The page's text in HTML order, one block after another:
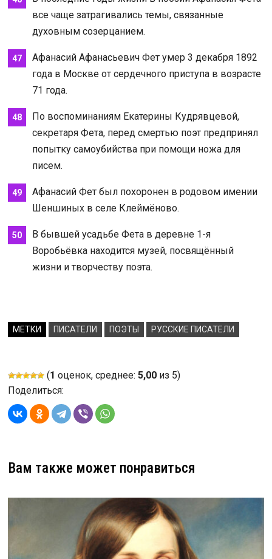
все чаще затрагивались темы, связанные
духовным созерцанием.
Афанасий Афанасьевич Фет умер 3 декабря 1892
года в Москве от сердечного приступа в возрасте
71 года.
По воспоминаниям Екатерины Кудрявцевой,
секретаря Фета, перед смертью поэт предпринял
попытку самоубийства при помощи ножа для
писем.
Афанасий Фет был похоронен в родовом имении
Шеншиных в селе Клеймёново.
В бывшей усадьбе Фета в деревне 1-я
Воробьёвка находится музей, посвящённый
жизни и творчеству поэта.
МЕТКИ ПИСАТЕЛИ ПОЭТЫ РУССКИЕ ПИСАТЕЛИ
(1 оценок, среднее: 5,00из 5)
Поделиться:
Вам также может понравиться